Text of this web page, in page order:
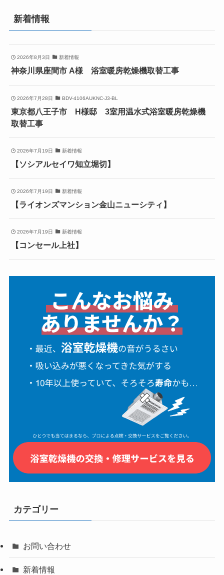
新着情報
2026年8月3日 新着情報
神奈川県座間市 A様 浴室暖房乾燥機取替工事
2026年7月28日 BDV-4106AUKNC-J3-BL
東京都八王子市 H様邸 3室用温水式浴室暖房乾燥機
取替工事
2026年7月19日 新着情報
【ソシアルセイワ知立堀切】
2026年7月19日 新着情報
【ライオンズマンション金山ニューシティ】
2026年7月19日 新着情報
【コンセール上社】
カテゴリー
お問い合わせ
新着情報